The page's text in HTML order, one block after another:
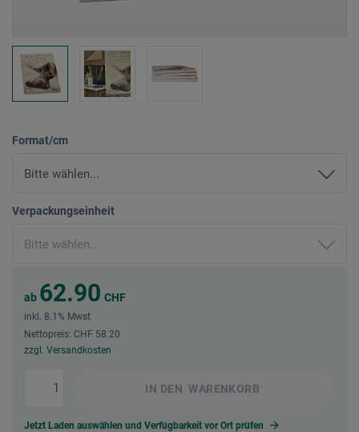
Format/cm
Verpackungseinheit
ab 62.90 CHF
inkl. 8.1% Mwst
Nettopreis: CHF 58.20
zzgl. Versandkosten
IN DEN WARENKORB
Jetzt Laden auswählen und Verfügbarkeit vor Ort prüfen